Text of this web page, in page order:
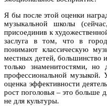
Я бы после этой оценки
музыкальной школы
присоединив к
заслуга в том, что в
понимают классическую
местных детей, большинство
только знаменитостями,
профессиональной музыкой.
оценка эффективности
рост поголовья – это больше
не для культуры.